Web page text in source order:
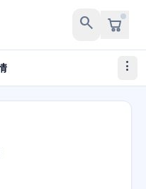
search
more_vert